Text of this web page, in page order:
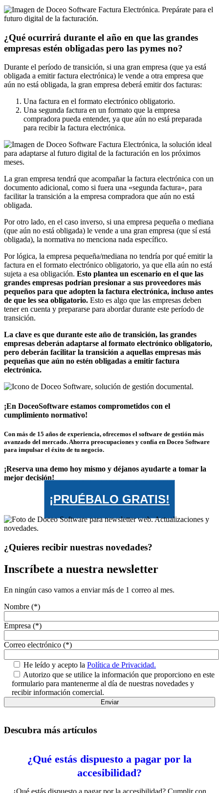
¿Qué ocurrirá durante el año en que las grandes
empresas estén obligadas pero las pymes no?
Durante el período de transición, si una gran empresa (que ya está
obligada a emitir factura electrónica) le vende a otra empresa que
aún no está obligada, la gran empresa deberá emitir dos facturas:
Una factura en el formato electrónico obligatorio.
Una segunda factura en un formato que la empresa
compradora pueda entender, ya que aún no está preparada
para recibir la factura electrónica.
La gran empresa tendrá que acompañar la factura electrónica con un
documento adicional, como si fuera una «segunda factura», para
facilitar la transición a la empresa compradora que aún no está
obligada.
Por otro lado, en el caso inverso, si una empresa pequeña o mediana
(que aún no está obligada) le vende a una gran empresa (que sí está
obligada), la normativa no menciona nada específico.
Por lógica, la empresa pequeña/mediana no tendría por qué emitir la
factura en el formato electrónico obligatorio, ya que ella aún no está
sujeta a esa obligación. Esto plantea un escenario en el que las
grandes empresas podrían presionar a sus proveedores más
pequeños para que adopten la factura electrónica, incluso antes
de que les sea obligatorio. Esto es algo que las empresas deben
tener en cuenta y prepararse para abordar durante este período de
transición.
La clave es que durante este año de transición, las grandes
empresas deberán adaptarse al formato electrónico obligatorio,
pero deberán facilitar la transición a aquellas empresas más
pequeñas que aún no estén obligadas a emitir factura
electrónica.
¡En DoceoSoftware estamos comprometidos con el
cumplimiento normativo!
Con más de 15 años de experiencia, ofrecemos el software de gestión más
avanzado del mercado. Ahorra preocupaciones y confía en Doceo Software
para impulsar el éxito de tu negocio.
¡Reserva una demo hoy mismo y déjanos ayudarte a tomar la
mejor decisión!
¡PRUÉBALO GRATIS!
¿Quieres recibir nuestras novedades?
Inscríbete a nuestra newsletter
En ningún caso vamos a enviar más de 1 correo al mes.
Nombre (*)
Empresa (*)
Correo electrónico (*)
He leído y acepto la Política de Privacidad.
Autorizo que se utilice la información que proporciono en este
formulario para mantenerme al día de nuestras novedades y
recibir información comercial.
Descubra más artículos
¿Qué estás dispuesto a pagar por la
accesibilidad?